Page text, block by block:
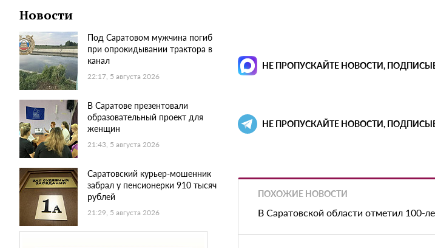
Новости
Под Саратовом мужчина погиб
при опрокидывании трактора в
канал
22:17, 5 августа 2026
В Саратове презентовали
образовательный проект для
женщин
21:43, 5 августа 2026
Саратовский курьер-мошенник
забрал у пенсионерки 910 тысяч
рублей
21:29, 5 августа 2026
НЕ ПРОПУСКАЙТЕ НОВОСТИ,
НЕ ПРОПУСКАЙТЕ НОВОСТИ,
ПОХОЖИЕ НОВОСТИ
В Саратовской области отметил 100-